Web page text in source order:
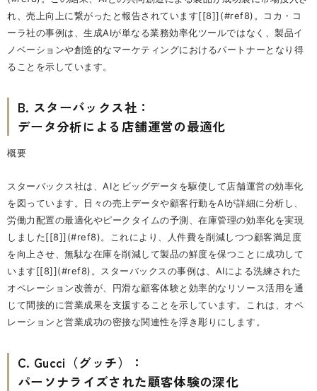
れ、売上向上に繋がったと報告されています[[8]](#ref8)。コカ・コ
ーラ社の事例は、生成AIが単なる業務効率化ツールではなく、製品イ
ノベーションや創造的なマーケティングにおけるパートナーとなり得
ることを示しています。
B. スターバックス社：
データ分析による店舗運営の最適化
概要
スターバックス社は、AIとビッグデータを駆使して店舗運営の効率化
を図っています。日々の売上データや顧客行動をAIが詳細に分析し、
労働力配置の最適化やピークタイムの予測、在庫管理の効率化を実現
しました[[8]](#ref8)。これにより、人件費を削減しつつ顧客満足度
を向上させ、無駄な在庫を削減して製品の鮮度を保つことに成功して
います[[8]](#ref8)。スターバックスの事例は、AIによる洗練された
オペレーション改善が、円滑な顧客体験と効率的なリソース活用を通
じて間接的に営業成果を支援することを示しています。これは、オペ
レーションと営業成功の密接な関連性を浮き彫りにします。
C. Gucci（グッチ）：
パーソナライズされた顧客体験の深化